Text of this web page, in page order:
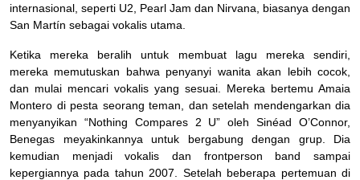
internasional, seperti U2, Pearl Jam dan Nirvana, biasanya dengan
San Martín sebagai vokalis utama.
Ketika mereka beralih untuk membuat lagu mereka sendiri,
mereka memutuskan bahwa penyanyi wanita akan lebih cocok,
dan mulai mencari vokalis yang sesuai. Mereka bertemu Amaia
Montero di pesta seorang teman, dan setelah mendengarkan dia
menyanyikan “Nothing Compares 2 U” oleh Sinéad O’Connor,
Benegas meyakinkannya untuk bergabung dengan grup. Dia
kemudian menjadi vokalis dan frontperson band sampai
kepergiannya pada tahun 2007. Setelah beberapa pertemuan di